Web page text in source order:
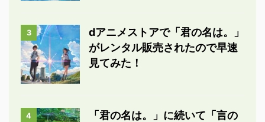
3
dアニメストアで「君の名は。」
がレンタル販売されたので早速
見てみた！
4
「君の名は。」に続いて「言の